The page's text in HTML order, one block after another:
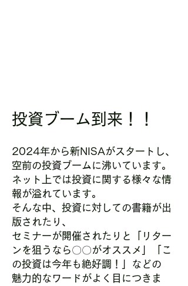
投資ブーム到来！！
2024年から新NISAがスタートし、
空前の投資ブームに沸いています。
ネット上では投資に関する様々な情
報が溢れています。
そんな中、投資に対しての書籍が出
版されたり、
セミナーが開催されたりと「リター
ンを狙うなら〇〇がオススメ」「こ
の投資は今年も絶好調！」などの
魅力的なワードがよく目につきま